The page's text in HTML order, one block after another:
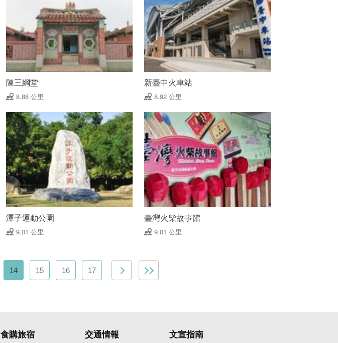
陳三綱堂
8.88 公里
新臺中火車站
8.92 公里
潭子運動公園
9.01 公里
臺灣火柴故事館
9.01 公里
14 15 16 17
食購旅宿 交通情報 文宣指南